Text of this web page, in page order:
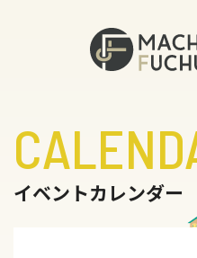
イベントカレンダー